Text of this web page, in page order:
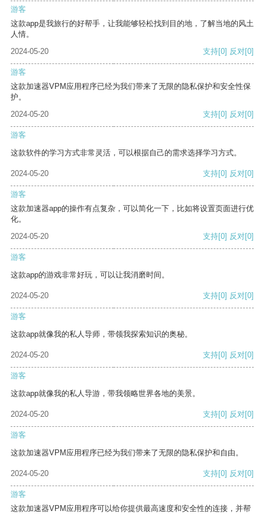
游客
这款app是我旅行的好帮手，让我能够轻松找到目的地，了解当地的风土
人情。
2024-05-20
支持[0] 反对[0]
游客
这款加速器VPM应用程序已经为我们带来了无限的隐私保护和安全性保
护。
2024-05-20
支持[0] 反对[0]
游客
这款软件的学习方式非常灵活，可以根据自己的需求选择学习方式。
2024-05-20 支持[0] 反对[0]
游客
这款加速器app的操作有点复杂，可以简化一下，比如将设置页面进行优
化。
2024-05-20
支持[0] 反对[0]
游客
这款app的游戏非常好玩，可以让我消磨时间。
2024-05-20 支持[0] 反对[0]
游客
这款app就像我的私人导师，带领我探索知识的奥秘。
2024-05-20 支持[0] 反对[0]
游客
这款app就像我的私人导游，带我领略世界各地的美景。
2024-05-20 支持[0] 反对[0]
游客
这款加速器VPM应用程序已经为我们带来了无限的隐私保护和自由。
2024-05-20 支持[0] 反对[0]
游客
这款加速器VPM应用程序可以给你提供最高速度和安全性的连接，并帮